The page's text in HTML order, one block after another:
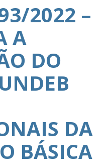
2022 –
A
DO
DA
BÁSICA